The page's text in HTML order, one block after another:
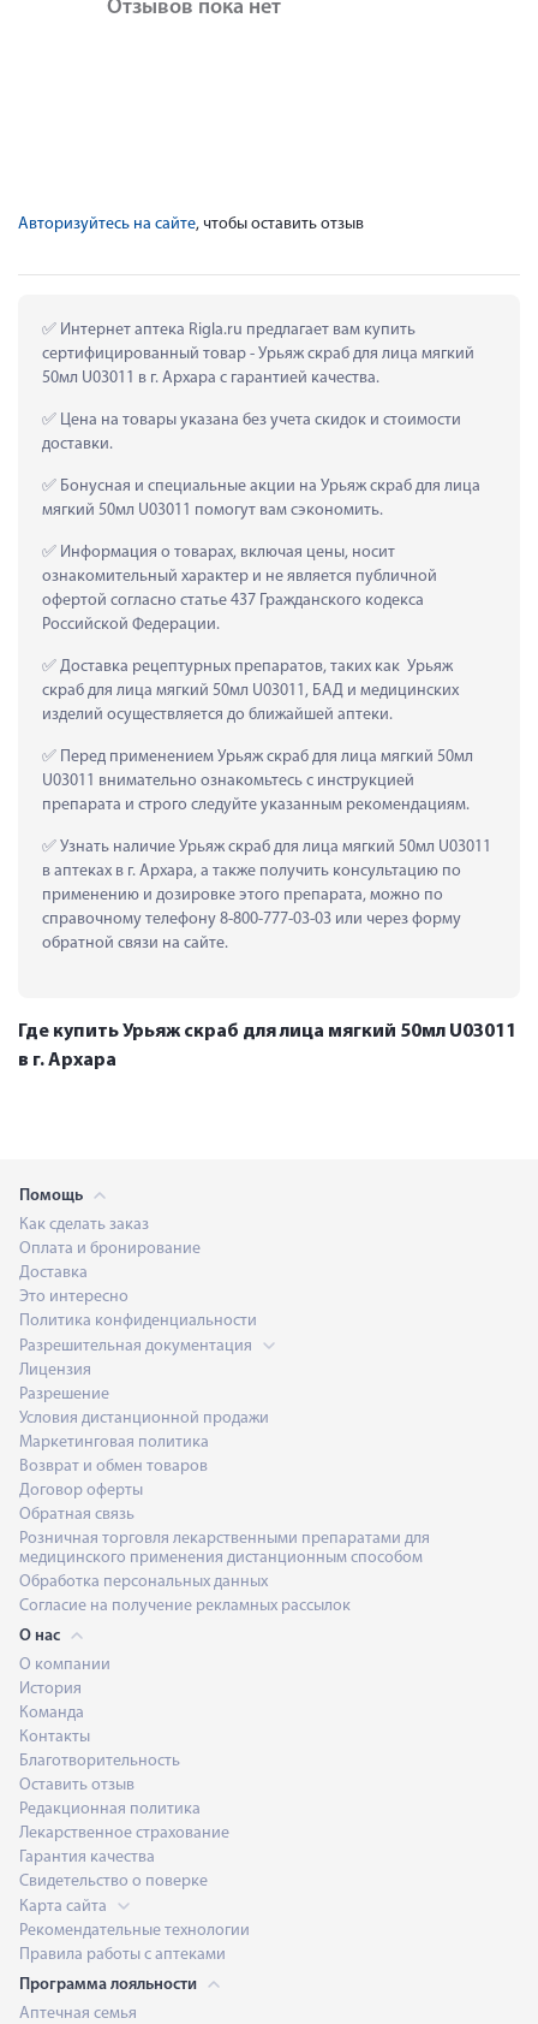
Отзывов пока нет
Авторизуйтесь на сайте, чтобы оставить отзыв
Интернет аптека Rigla.ru предлагает вам купить
сертифицированный товар - Урьяж скраб для лица мягкий
50мл U03011 в г. Архара с гарантией качества.
Цена на товары указана без учета скидок и стоимости
доставки.
Бонусная и специальные акции на Урьяж скраб для лица
мягкий 50мл U03011 помогут вам сэкономить.
Информация о товарах, включая цены, носит
ознакомительный характер и не является публичной
офертой согласно статье 437 Гражданского кодекса
Российской Федерации.
Доставка рецептурных препаратов, таких как  Урьяж
скраб для лица мягкий 50мл U03011, БАД и медицинских
изделий осуществляется до ближайшей аптеки.
Перед применением Урьяж скраб для лица мягкий 50мл
U03011 внимательно ознакомьтесь с инструкцией
препарата и строго следуйте указанным рекомендациям.
Узнать наличие Урьяж скраб для лица мягкий 50мл U03011
в аптеках в г. Архара, а также получить консультацию по
применению и дозировке этого препарата, можно по
справочному телефону 8-800-777-03-03 или через форму
обратной связи на сайте.
Где купить Урьяж скраб для лица мягкий 50мл U03011
в г. Архара
Помощь
Как сделать заказ
Оплата и бронирование
Доставка
Это интересно
Политика конфиденциальности
Разрешительная документация
Лицензия
Разрешение
Условия дистанционной продажи
Маркетинговая политика
Возврат и обмен товаров
Договор оферты
Обратная связь
Розничная торговля лекарственными препаратами для
медицинского применения дистанционным способом
Обработка персональных данных
Согласие на получение рекламных рассылок
О нас
О компании
История
Команда
Контакты
Благотворительность
Оставить отзыв
Редакционная политика
Лекарственное страхование
Гарантия качества
Свидетельство о поверке
Карта сайта
Рекомендательные технологии
Правила работы с аптеками
Программа лояльности
Аптечная семья